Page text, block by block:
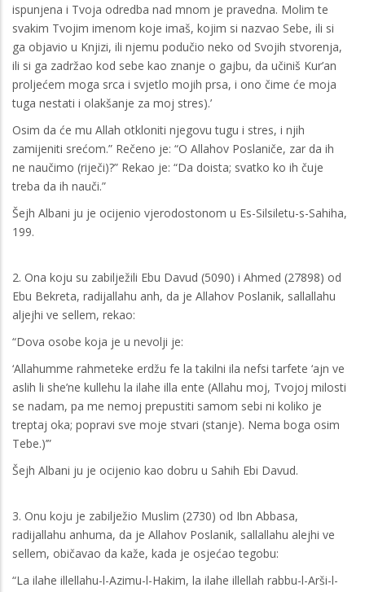
ispunjena i Tvoja odredba nad mnom je pravedna. Molim te
svakim Tvojim imenom koje imaš, kojim si nazvao Sebe, ili si
ga objavio u Knjizi, ili njemu podučio neko od Svojih stvorenja,
ili si ga zadržao kod sebe kao znanje o gajbu, da učiniš Kur’an
proljećem moga srca i svjetlo mojih prsa, i ono čime će moja
tuga nestati i olakšanje za moj stres).’
Osim da će mu Allah otkloniti njegovu tugu i stres, i njih
zamijeniti srećom.” Rečeno je: “O Allahov Poslaniče, zar da ih
ne naučimo (riječi)?” Rekao je: “Da doista; svatko ko ih čuje
treba da ih nauči.”
Šejh Albani ju je ocijenio vjerodostonom u Es-Silsiletu-s-Sahiha,
199.
2. Ona koju su zabilježili Ebu Davud (5090) i Ahmed (27898) od
Ebu Bekreta, radijallahu anh, da je Allahov Poslanik, sallallahu
aljejhi ve sellem, rekao:
“Dova osobe koja je u nevolji je:
‘Allahumme rahmeteke erdžu fe la takilni ila nefsi tarfete ‘ajn ve
aslih li she’ne kullehu la ilahe illa ente (Allahu moj, Tvojoj milosti
se nadam, pa me nemoj prepustiti samom sebi ni koliko je
treptaj oka; popravi sve moje stvari (stanje). Nema boga osim
Tebe.)’”
Šejh Albani ju je ocijenio kao dobru u Sahih Ebi Davud.
3. Onu koju je zabilježio Muslim (2730) od Ibn Abbasa,
radijallahu anhuma, da je Allahov Poslanik, sallallahu alejhi ve
sellem, običavao da kaže, kada je osjećao tegobu:
“La ilahe illellahu-l-Azimu-l-Hakim, la ilahe illellah rabbu-l-Arši-l-